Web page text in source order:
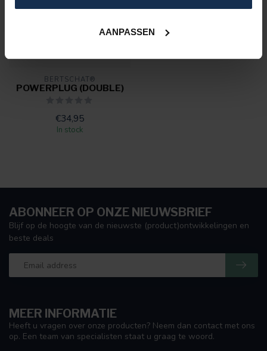
AANPASSEN
BERTSCHAT®
POWERPLUG (DOUBLE)
€34,95
In stock
MEER INFORMATIE
Heeft u vragen over onze producten? Neem dan contact met ons
op. Een team van specialisten staat u graag te woord.
ABONNEER OP ONZE NIEUWSBRIEF
Blijf op de hoogte van de nieuwste (product)ontwikkelingen en
beste deals